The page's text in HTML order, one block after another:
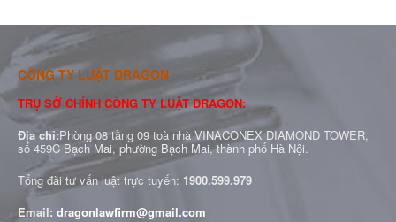
CÔNG TY LUẬT DRAGON
TRỤ SỞ CHÍNH CÔNG TY LUẬT DRAGON:
Địa chỉ:Phòng 08 tầng 09 toà nhà VINACONEX DIAMOND TOWER,
số 459C Bạch Mai, phường Bạch Mai, thành phố Hà Nội.
Tổng đài tư vấn luật trực tuyến: 1900.599.979
Email: dragonlawfirm@gmail.com